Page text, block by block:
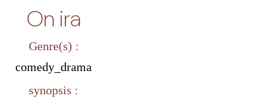
On ira
Genre(s) :
comedy_drama
synopsis :